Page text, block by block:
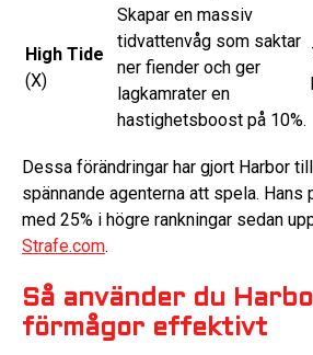
High Tide
(X)
Skapar en massiv
tidvattenvåg som saktar
ner fiender och ger
lagkamrater en
hastighetsboost på 10%.
Dessa förändringar har gjort Harbor
spännande agenterna att spela. Hans
med 25% i högre rankningar sedan
Strafe.com.
Så använder du
förmågor effektivt